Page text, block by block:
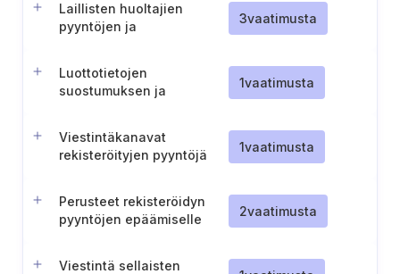
Laillisten huoltajien
pyyntöjen ja
3vaatimusta
Luottotietojen
suostumuksen ja
1vaatimusta
Viestintäkanavat
rekisteröityjen pyyntöjä
1vaatimusta
Perusteet rekisteröidyn
pyyntöjen epäämiselle
2vaatimusta
Viestintä sellaisten